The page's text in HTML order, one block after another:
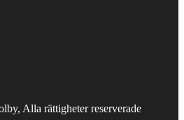
Alla rättigheter reserverade